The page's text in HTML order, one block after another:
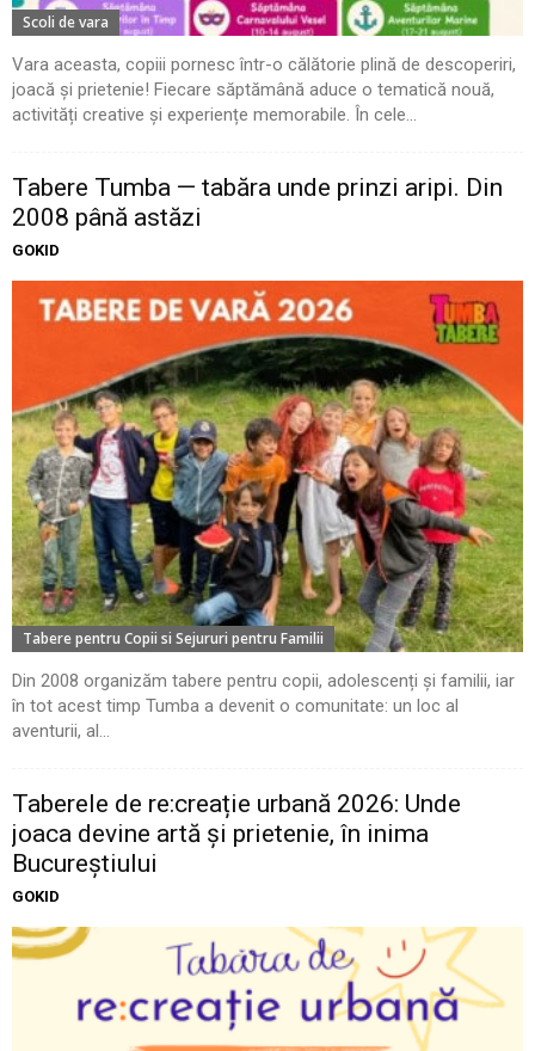
Scoli de vara
Vara aceasta, copiii pornesc într-o călătorie plină de descoperiri,
joacă și prietenie! Fiecare săptămână aduce o tematică nouă,
activități creative și experiențe memorabile. În cele...
Tabere Tumba — tabăra unde prinzi aripi. Din
2008 până astăzi
GOKID
Tabere pentru Copii si Sejururi pentru Familii
Din 2008 organizăm tabere pentru copii, adolescenți și familii, iar
în tot acest timp Tumba a devenit o comunitate: un loc al
aventurii, al...
Taberele de re:creație urbană 2026: Unde
joaca devine artă și prietenie, în inima
Bucureștiului
GOKID